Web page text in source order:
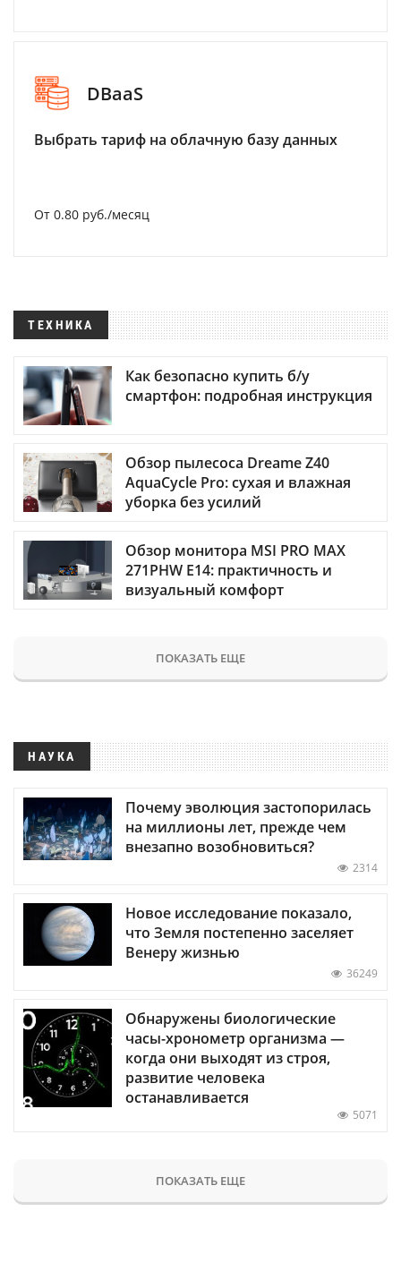
DBaaS
Выбрать тариф на облачную базу данных
От 0.80 руб./месяц
ТЕХНИКА
Как безопасно купить б/у
смартфон: подробная инструкция
Обзор пылесоса Dreame Z40
AquaCycle Pro: сухая и влажная
уборка без усилий
Обзор монитора MSI PRO MAX
271PHW E14: практичность и
визуальный комфорт
ПОКАЗАТЬ ЕЩЕ
НАУКА
Почему эволюция застопорилась
на миллионы лет, прежде чем
внезапно возобновиться?
2314
Новое исследование показало,
что Земля постепенно заселяет
Венеру жизнью
36249
Обнаружены биологические
часы-хронометр организма —
когда они выходят из строя,
развитие человека
останавливается
5071
ПОКАЗАТЬ ЕЩЕ